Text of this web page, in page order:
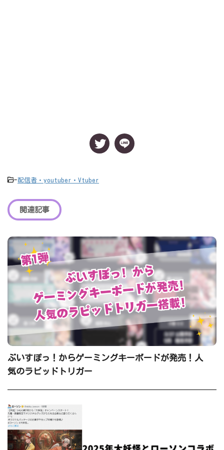
-配信者・youtuber・Vtuber
関連記事
ぶいすぽっ！からゲーミングキーボードが発売！人
気のラピッドトリガー